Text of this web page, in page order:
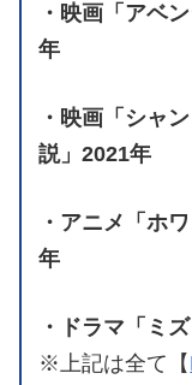
・映画「アベ
年
・映画「シャ
説」2021年
・アニメ「ホ
年
・ドラマ「ミ
※上記は全て【